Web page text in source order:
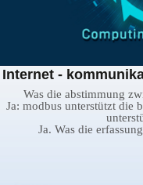
Internet -
Was die abstimmung
Ja: modbus unterstützt die
Ja. Was die